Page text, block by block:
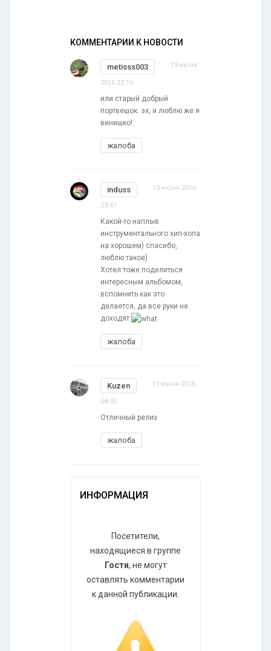
КОММЕНТАРИИ К НОВОСТИ
metisss003 13 июня
2016 22:16
или старый добрый
портвешок. эх, и люблю же я
винишко!
жалоба
induss 13 июня 2016
23:47
Какой-то наплыв
инструментального хип-хопа
на хорошем) спасибо,
люблю такое)
Хотел тоже поделиться
интересным альбомом,
вспомнить как это
делается, да все руки не
доходят
жалоба
Kuzen 19 июня 2016
08:00
Отличный релиз
жалоба
ИНФОРМАЦИЯ
Посетители,
находящиеся в группе
Гости, не могут
оставлять комментарии
к данной публикации.